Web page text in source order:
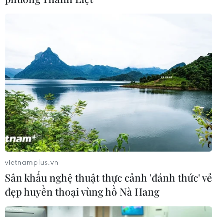
Công nghệ đám mây đằng
sau sự kiện ASIAD 2023
04/10/2023 09:57
vietnamplus.vn
Sân khấu nghệ thuật thực cảnh 'đánh thức' vẻ
đẹp huyền thoại vùng hồ Nà Hang